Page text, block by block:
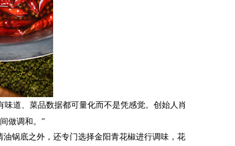
道、菜品数据都可量化而不是凭感觉。创始人 肖
做调和。 ”
油锅底之外，还专门选择金阳青花椒进行调味，花